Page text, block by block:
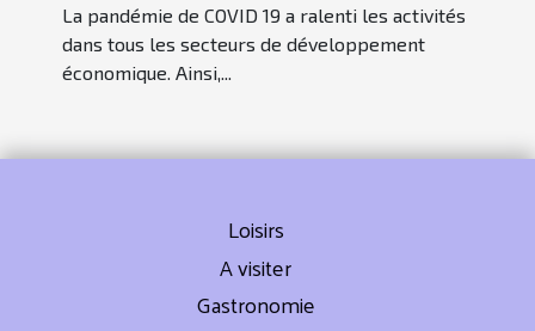
La pandémie de COVID 19 a ralenti les activités
dans tous les secteurs de développement
économique. Ainsi,...
Loisirs
A visiter
Gastronomie